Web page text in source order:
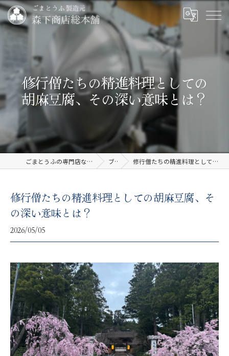
修行僧たちの精進料理としての
胡麻豆腐、その深い意味とは？
ごまとうふの専門店なら有限会社森下商店総本舗 ブログ 修行僧たちの精進料理としての胡麻豆腐、その深い意味とは？
修行僧たちの精進料理としての胡麻豆腐、そ
の深い意味とは？
2026/05/05